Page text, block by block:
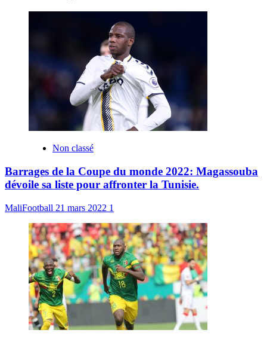
Non classé
Barrages de la Coupe du monde 2022: Magassouba
dévoile sa liste pour affronter la Tunisie.
MaliFootball 21 mars 2022 1